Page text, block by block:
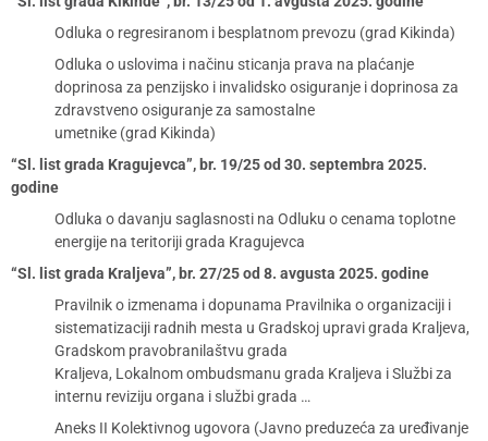
Odluka o regresiranom i besplatnom prevozu (grad Kikinda)
Odluka o uslovima i načinu sticanja prava na plaćanje
doprinosa za penzijsko i invalidsko osiguranje i doprinosa za
zdravstveno osiguranje za samostalne
umetnike (grad Kikinda)
“Sl. list grada Kragujevca”, br. 19/25 od 30. septembra 2025.
godine
Odluka o davanju saglasnosti na Odluku o cenama toplotne
energije na teritoriji grada Kragujevca
“Sl. list grada Kraljeva”, br. 27/25 od 8. avgusta 2025. godine
Pravilnik o izmenama i dopunama Pravilnika o organizaciji i
sistematizaciji radnih mesta u Gradskoj upravi grada Kraljeva,
Gradskom pravobranilaštvu grada
Kraljeva, Lokalnom ombudsmanu grada Kraljeva i Službi za
internu reviziju organa i službi grada …
Aneks II Kolektivnog ugovora (Javno preduzeća za uređivanje